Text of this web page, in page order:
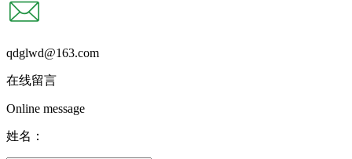
qdglwd@163.com
在线留言
Online message
姓名：